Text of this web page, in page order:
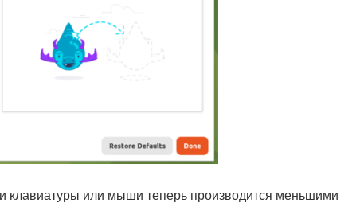
или мыши теперь производится меньшими